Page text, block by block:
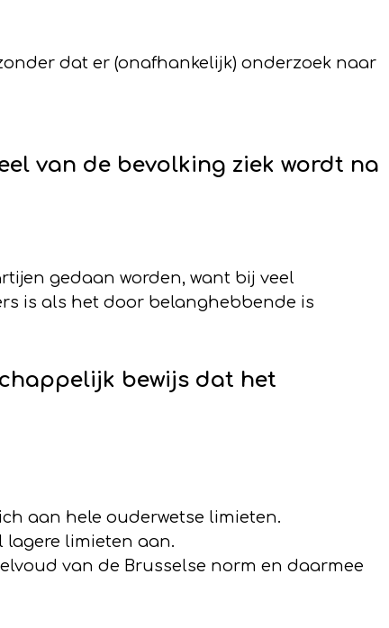
dat er (onafhankelijk) onderzoek naar
van de bevolking ziek wordt na
gedaan worden, want bij veel
is als het door belanghebbende is
bewijs dat het
aan hele ouderwetse limieten.
limieten aan.
van de Brusselse norm en daarmee